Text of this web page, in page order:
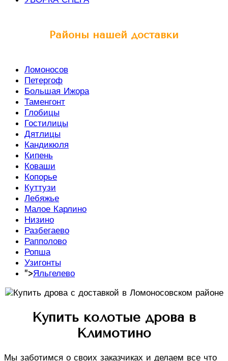
Районы нашей доставки
Ломоносов
Петергоф
Большая Ижора
Таменгонт
Глобицы
Гостилицы
Дятлицы
Кандикюля
Кипень
Коваши
Копорье
Куттузи
Лебяжье
Малое Карлино
Низино
Разбегаево
Рапполово
Ропша
Узигонты
">Яльгелево
Купить колотые дрова в
Климотино
Мы заботимся о своих заказчиках и делаем все что